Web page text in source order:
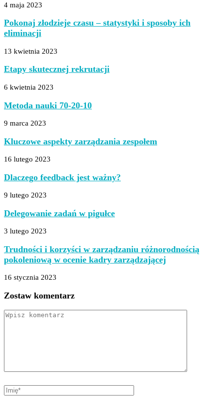
4 maja 2023
Pokonaj złodzieje czasu – statystyki i sposoby ich
eliminacji
13 kwietnia 2023
Etapy skutecznej rekrutacji
6 kwietnia 2023
Metoda nauki 70-20-10
9 marca 2023
Kluczowe aspekty zarządzania zespołem
16 lutego 2023
Dlaczego feedback jest ważny?
9 lutego 2023
Delegowanie zadań w pigułce
3 lutego 2023
Trudności i korzyści w zarządzaniu różnorodnością
pokoleniową w ocenie kadry zarządzającej
16 stycznia 2023
Zostaw komentarz